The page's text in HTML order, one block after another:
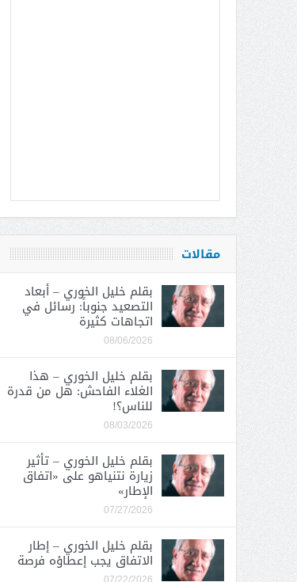
مقالات
بقلم خليل الخوري – أبعاد
التصعيد جنوباً: رسائل في
اتجاهات كثيرة
08/06/2026
بقلم خليل الخوري – هذا
الغلاء الفاحش: هل من قدرة
للناس؟!
08/03/2026
بقلم خليل الخوري – تأثير
زيارة نتنياهو على «اتفاق
الإطار»
07/27/2026
بقلم خليل الخوري – إطار
الاتفاق يجب إعطاؤه فرصة
07/22/2026